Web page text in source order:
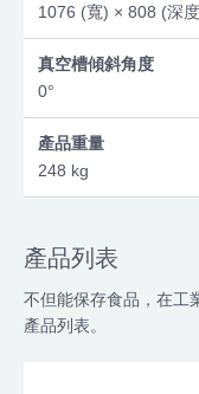
1076 (寬) × 808 (深
真空槽傾斜角度
0°
產品重量
248 kg
產品列表
不但能保存食品，在工
產品列表。